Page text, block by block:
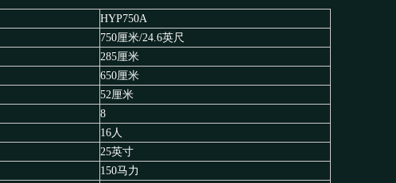
HYP750A
750厘米/24.6英尺
285厘米
650厘米
52厘米
8
16人
25英寸
150马力